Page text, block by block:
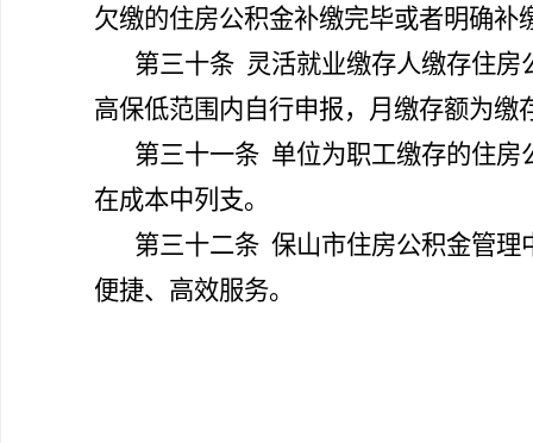
欠缴的住房公积金补缴完毕或者明确补
第三十条 灵活就业缴存人缴存住
高保低范围内自行申报，月缴存额为缴
第三十一条 单位为职工缴存的住房
在成本中列支。
第三十二条 保山市住房公积金管理
便捷、高效服务。